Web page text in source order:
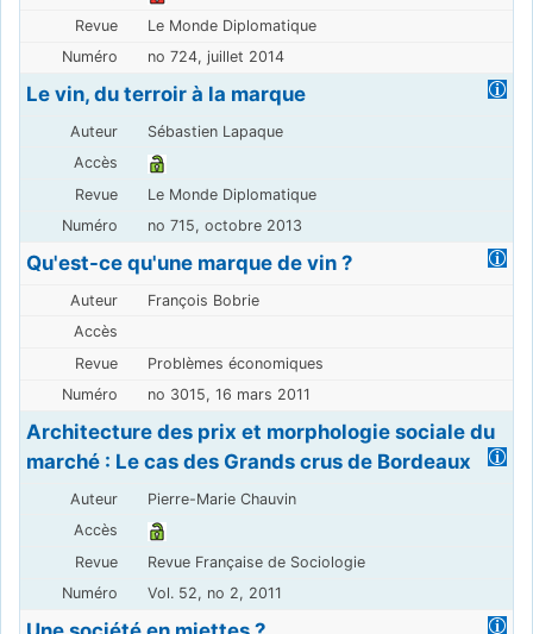
Le Monde Diplomatique
no 724, juillet 2014
Le vin, du terroir à la marque
Sébastien Lapaque
Le Monde Diplomatique
no 715, octobre 2013
Qu'est-ce qu'une marque de vin ?
François Bobrie
Problèmes économiques
no 3015, 16 mars 2011
Architecture des prix et morphologie sociale du
marché : Le cas des Grands crus de Bordeaux
Pierre-Marie Chauvin
Revue Française de Sociologie
Vol. 52, no 2, 2011